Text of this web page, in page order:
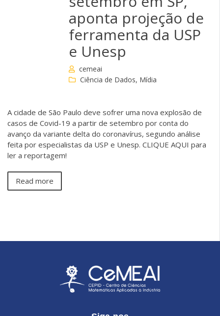
aponta projeção de
ferramenta da USP
e Unesp
cemeai
Ciência de Dados, Mídia
A cidade de São Paulo deve sofrer uma nova explosão de
casos de Covid-19 a partir de setembro por conta do
avanço da variante delta do coronavírus, segundo análise
feita por especialistas da USP e Unesp. CLIQUE AQUI para
ler a reportagem!
Read more